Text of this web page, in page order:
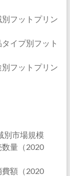
フットプリン
イプ別フット
フットプリン
別市場規模
数量（2020
費額（2020